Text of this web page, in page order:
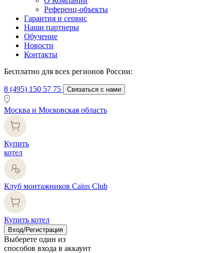
Референц-объекты
Гарантия и сервис
Наши партнеры
Обучение
Новости
Контакты
Бесплатно для всех регионов России:
8 (495) 150 57 75 Связаться с нами
Москва и Московская область
Купить
котел
Клуб монтажников Caius Club
Купить котел
Вход/Регистрация
Выберете один из
способов входа в аккаунт